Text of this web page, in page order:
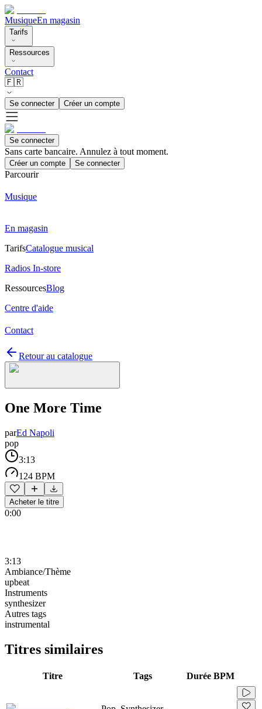
MusiqueEn magasin
Tarifs
Ressources
Contact
🇫🇷
Se connecter Créer un compte
Se connecter
Sans carte bancaire. Annulez à tout moment.
Créer un compte Se connecter
Parcourir
Musique
En magasin
TarifsCatalogue musical
Radios In-store
RessourcesBlog
Centre d'aide
Contact
Retour au catalogue
One More Time
parEd Napoli
pop
3:13
124 BPM
Acheter le titre
0:00
3:13
Ambiance/Thème
upbeat
Instruments
synthesizer
Autres tags
instrumental
Titres similaires
Titre Tags Durée BPM